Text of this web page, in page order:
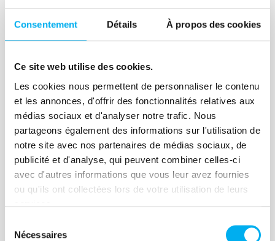
Consentement Détails À propos des cookies
Ce site web utilise des cookies.
Les cookies nous permettent de personnaliser le contenu
et les annonces, d'offrir des fonctionnalités relatives aux
médias sociaux et d'analyser notre trafic. Nous
partageons également des informations sur l'utilisation de
notre site avec nos partenaires de médias sociaux, de
publicité et d'analyse, qui peuvent combiner celles-ci
avec d'autres informations que vous leur avez fournies
ou qu'ils ont collectées lors de votre utilisation de leurs
Nécessaires
Credit manager: how to make
a decision in a complex
04 janvier 2021 Risk management
Any credit manager has been or will be
confronted at some point in his career,
making a decision in a complex
environment in order to avoid certain
risks.
Lire la suite